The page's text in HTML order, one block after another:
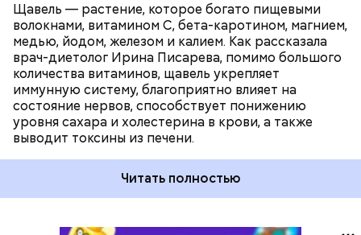
Щавель — растение, которое богато пищевыми
волокнами, витамином С, бета-каротином, магнием,
медью, йодом, железом и калием. Как рассказала
врач-диетолог Ирина Писарева, помимо большого
количества витаминов, щавель укрепляет
иммунную систему, благоприятно влияет на
состояние нервов, способствует понижению
уровня сахара и холестерина в крови, а также
выводит токсины из печени.
Читать полностью